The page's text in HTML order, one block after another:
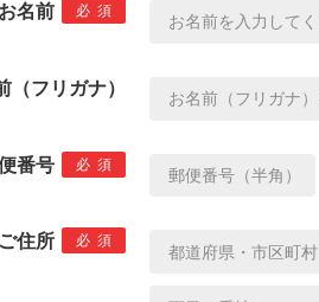
お名前 必須
（フリガナ）
番号 必須
ご住所 必須